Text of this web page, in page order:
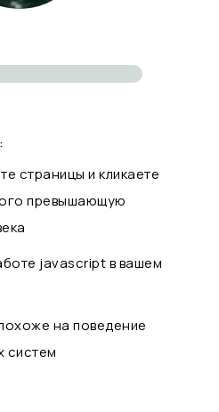
страницы и кликаете
превышающую
javascript в вашем
на поведение
систем